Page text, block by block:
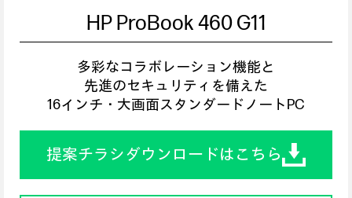
HP ProBook 460 G11
多彩なコラボレーション機能と
先進のセキュリティを備えた
16インチ・大画面スタンダードノートPC
提案チラシダウンロードはこちら